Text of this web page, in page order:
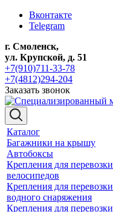
Вконтакте
Telegram
г. Смоленск,
ул. Крупской, д. 51
+7(910)711-33-78
+7(4812)294-204
Заказать звонок
Каталог
Багажники на крышу
Автобоксы
Крепления для перевозки
велосипедов
Крепления для перевозки
водного снаряжения
Крепления для перевозки